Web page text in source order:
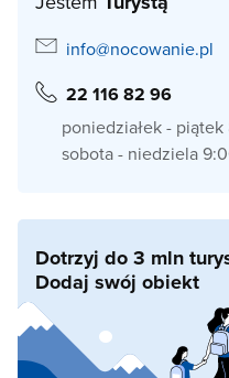
info@nocowanie.pl
22 116 82 96
poniedziałek -
sobota - niedziela
Dotrzyj do 3 mln
Dodaj swój obiekt